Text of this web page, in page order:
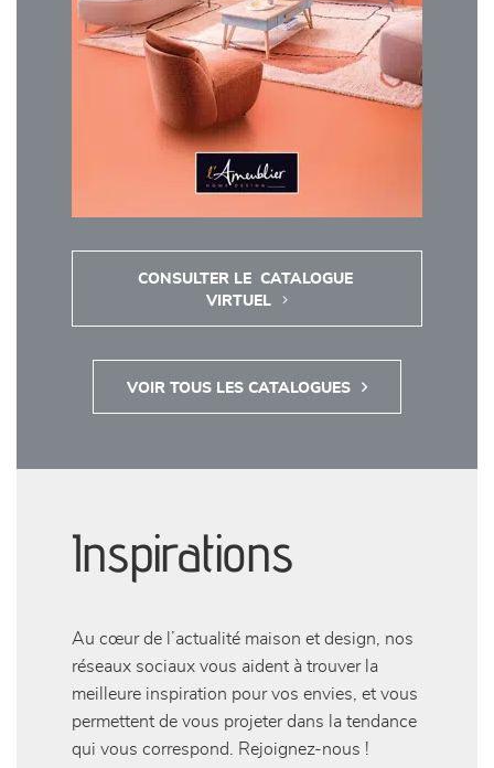
CONSULTER LE  CATALOGUE
VIRTUEL
VOIR TOUS LES CATALOGUES
Inspirations
Au cœur de l’actualité maison et design, nos
réseaux sociaux vous aident à trouver la
meilleure inspiration pour vos envies, et vous
permettent de vous projeter dans la tendance
qui vous correspond. Rejoignez-nous !